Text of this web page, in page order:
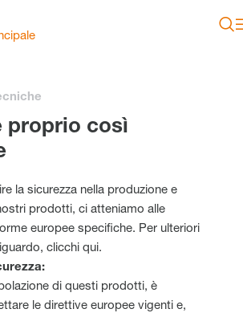
proprio così
la sicurezza nella produzione e
prodotti, ci atteniamo alle
europee specifiche. Per ulteriori
clicchi qui.
di questi prodotti, è
le direttive europee vigenti e,